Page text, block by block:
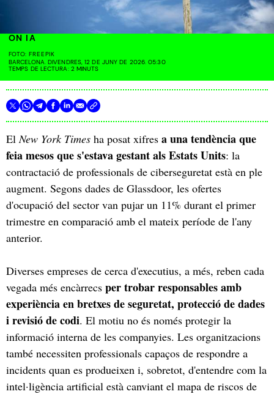
ON IA
FOTO: FREEPIK
BARCELONA. DIVENDRES, 12 DE JUNY DE 2026. 05:30
TEMPS DE LECTURA: 2 MINUTS
El New York Times ha posat xifres a una tendència que
feia mesos que s'estava gestant als Estats Units: la
contractació de professionals de ciberseguretat està en ple
augment. Segons dades de Glassdoor, les ofertes
d'ocupació del sector van pujar un 11% durant el primer
trimestre en comparació amb el mateix període de l'any
anterior.
Diverses empreses de cerca d'executius, a més, reben cada
vegada més encàrrecs per trobar responsables amb
experiència en bretxes de seguretat, protecció de dades
i revisió de codi. El motiu no és només protegir la
informació interna de les companyies. Les organitzacions
també necessiten professionals capaços de respondre a
incidents quan es produeixen i, sobretot, d'entendre com la
intel·ligència artificial està canviant el mapa de riscos de